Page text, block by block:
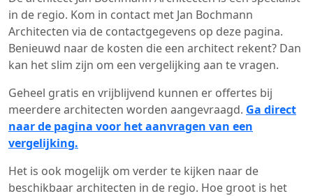
in de regio. Kom in contact met Jan Bochmann
Architecten via de contactgegevens op deze pagina.
Benieuwd naar de kosten die een architect rekent? Dan
kan het slim zijn om een vergelijking aan te vragen.
Geheel gratis en vrijblijvend kunnen er offertes bij
meerdere architecten worden aangevraagd. Ga direct
naar de pagina voor het aanvragen van een
vergelijking.
Het is ook mogelijk om verder te kijken naar de
beschikbaar architecten in de regio. Hoe groot is het